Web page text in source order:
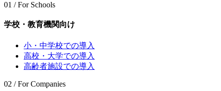
01 / For Schools
学校・教育機関向け
小・中学校での導入
高校・大学での導入
高齢者施設での導入
02 / For Companies